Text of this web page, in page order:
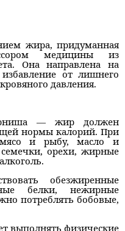
жира, придуманная
медицины из
Она направлена на
от лишнего
давления.
— жир должен
нормы калорий. При
мясо и рыбу, масло и
орехи, жирные
обезжиренные
белки, нежирные
потреблять бобовые,
выполнять физические